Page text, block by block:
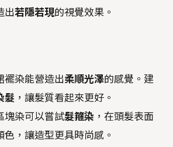
出若隱若現的視覺效果。
襬染能營造出柔順光澤的感覺。建
髮 ，讓髮質看起來更好。
塊染可以嘗試髮箍染 ，在頭髮表面
，讓造型更具時尚感。